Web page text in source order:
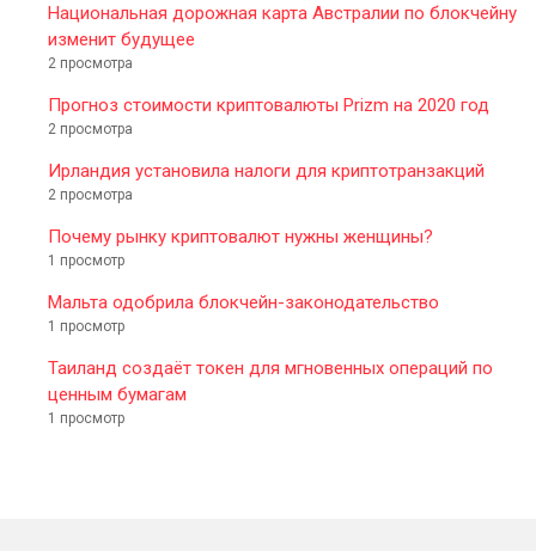
Национальная дорожная карта Австралии по блокчейну
изменит будущее
2 просмотра
Прогноз стоимости криптовалюты Prizm на 2020 год
2 просмотра
Ирландия установила налоги для криптотранзакций
2 просмотра
Почему рынку криптовалют нужны женщины?
1 просмотр
Мальта одобрила блокчейн-законодательство
1 просмотр
Таиланд создаёт токен для мгновенных операций по
ценным бумагам
1 просмотр